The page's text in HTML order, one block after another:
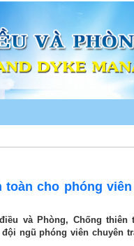
toàn cho phóng
và Phòng, Chống
ngũ phóng viên chuyên